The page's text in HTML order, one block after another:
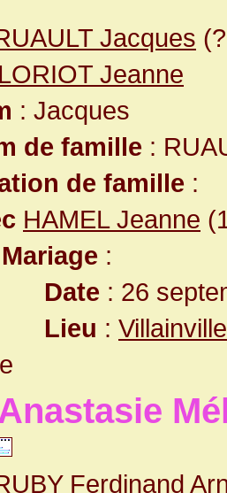
Jacques
LORIOT Jeanne
: Jacques
de famille :
de famille :
HAMEL Jeanne
Mariage :
Date : 26
Lieu :
Ferdinand